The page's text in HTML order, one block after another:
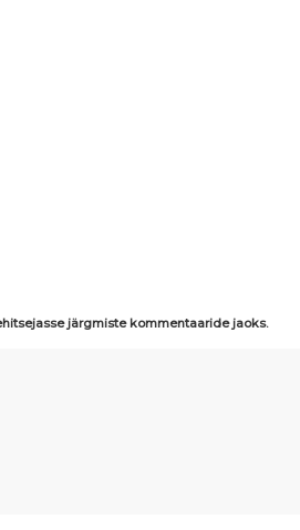
järgmiste kommentaaride jaoks.